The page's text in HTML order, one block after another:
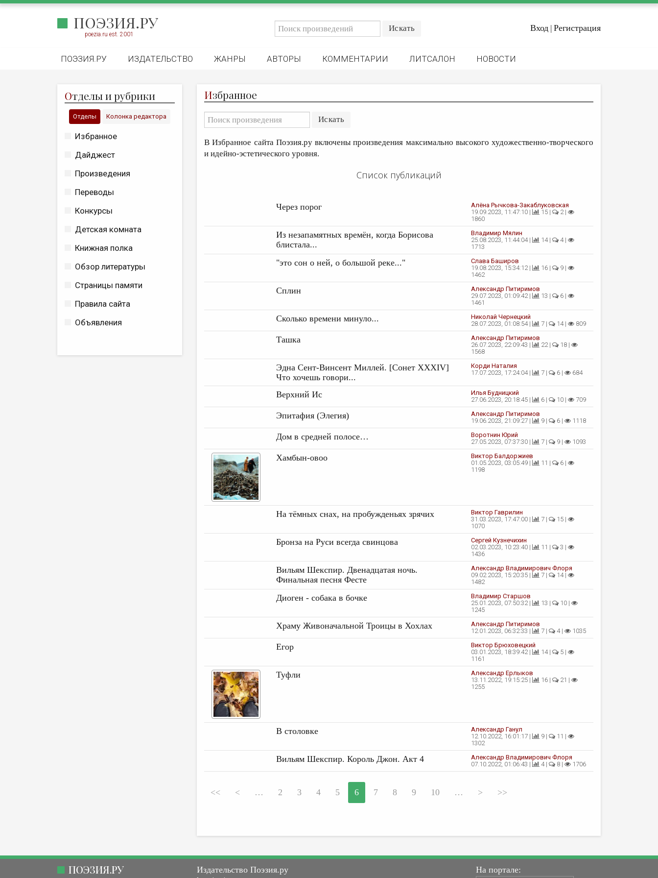
ПОЭЗИЯ.РУ
poezia.ru est. 2001
Вход | Регистрация
ПОЭЗИЯ.РУ ИЗДАТЕЛЬСТВО ЖАНРЫ АВТОРЫ КОММЕНТАРИИ ЛИТСАЛОН НОВОСТИ
Отделы и рубрики
Отделы Колонка редактора
Избранное
Дайджест
Произведения
Переводы
Конкурсы
Детская комната
Книжная полка
Обзор литературы
Страницы памяти
Правила сайта
Объявления
Избранное
В Избранное сайта Поэзия.ру включены произведения максимально высокого художественно-творческого
и идейно-эстетического уровня.
Список публикаций
Через порог
Алёна Рычкова-Закаблуковская
19.09.2023, 11:47:10 |
15 |
2 |
1860
Из незапамятных времён, когда Борисова
блистала...
Владимир Мялин
25.08.2023, 11:44:04 |
14 |
4 |
1713
"это сон о ней, о большой реке..."
Слава Баширов
19.08.2023, 15:34:12 |
16 |
9 |
1462
Сплин
Александр Питиримов
29.07.2023, 01:09:42 |
13 |
6 |
1461
Сколько времени минуло...
Николай Чернецкий
28.07.2023, 01:08:54 |
7 | 14 | 809
Ташка
Александр Питиримов
26.07.2023, 22:09:43 |
22 |
18 |
1568
Эдна Сент-Винсент Миллей. [Сонет XXXIV]
Что хочешь говори...
Корди Наталия
17.07.2023, 17:24:04 |
7 | 6 | 684
Верхний Ис
Илья Будницкий
27.06.2023, 20:18:45 |
6 | 10 | 709
Эпитафия (Элегия)
Александр Питиримов
19.06.2023, 21:09:27 |
9 | 6 | 1118
Дом в средней полосе…
Воротнин Юрий
27.05.2023, 07:37:30 |
7 | 9 | 1093
Хамбын-овоо
Виктор Балдоржиев
01.05.2023, 03:05:49 |
11 |
6 |
1198
На тёмных снах, на пробужденьях зрячих
Виктор Гаврилин
31.03.2023, 17:47:00 |
7 |
15 |
1070
Бронза на Руси всегда свинцова
Сергей Кузнечихин
02.03.2023, 10:23:40 |
11 |
3 |
1436
Вильям Шекспир. Двенадцатая ночь.
Финальная песня Фесте
Александр Владимирович Флоря
09.02.2023, 15:20:35 |
7 |
14 |
1482
Диоген - собака в бочке
Владимир Старшов
25.01.2023, 07:50:32 |
13 |
10 |
1245
Храму Живоначальной Троицы в Хохлах
Александр Питиримов
12.01.2023, 06:32:33 |
7 | 4 | 1035
Егор
Виктор Брюховецкий
03.01.2023, 18:39:42 |
14 |
5 |
1161
Туфли
Александр Ерлыков
13.11.2022, 19:15:25 |
16 |
21 |
1255
В столовке
Александр Ганул
12.10.2022, 16:01:17 |
9 |
11 |
1302
Вильям Шекспир. Король Джон. Акт 4
Александр Владимирович Флоря
07.10.2022, 01:06:43 |
4 | 8 | 1706
<< < … 2 3 4 5 6 7 8 9 10 … > >>
ПОЭЗИЯ.РУ Издательство Поэзия.ру На портале: